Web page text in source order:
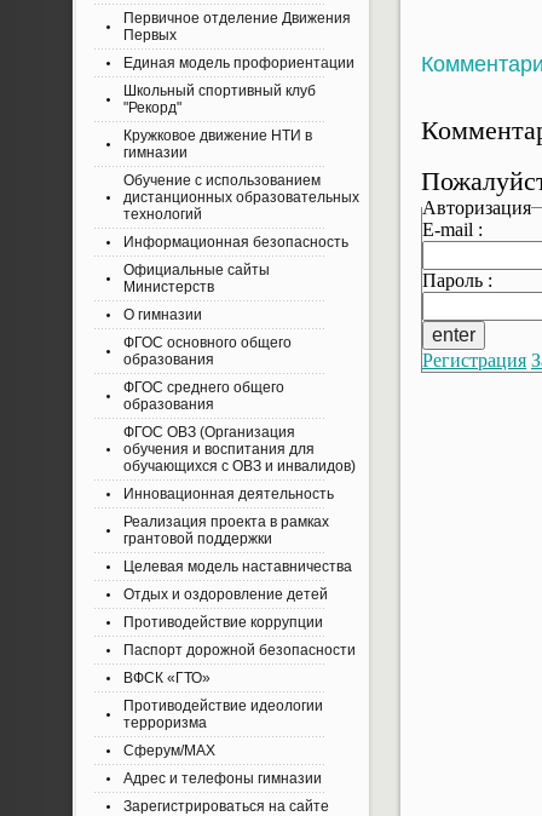
Авторизация
E-mail :
Пароль :
Регистрация
Первичное отделение Движения
Первых
Единая модель профориентации
Школьный спортивный клуб
"Рекорд"
Кружковое движение НТИ в
гимназии
Обучение с использованием
дистанционных образовательных
технологий
Информационная безопасность
Официальные сайты
Министерств
О гимназии
ФГОС основного общего
образования
ФГОС среднего общего
образования
ФГОС ОВЗ (Организация
обучения и воспитания для
обучающихся с ОВЗ и инвалидов)
Инновационная деятельность
Реализация проекта в рамках
грантовой поддержки
Целевая модель наставничества
Отдых и оздоровление детей
Противодействие коррупции
Паспорт дорожной безопасности
ВФСК «ГТО»
Противодействие идеологии
терроризма
Сферум/MAX
Адрес и телефоны гимназии
Зарегистрироваться на сайте